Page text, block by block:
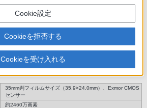
レンズ交換式デジタル一眼レフカメラ
ソニー製αレンズ ミノルタおよびコニカミノルタ製AFレ
※APS-Cフォーマット専用レンズ（DTレンズ）はカメラ本
来のAE性能を満たせないため性能保証していません。
35mm判フィルムサイズ（35.9×24.0mm）、Exmor CMOS
センサー
約2460万画素
Cookie設定
Cookieを拒否する
Cookieを受け入れる